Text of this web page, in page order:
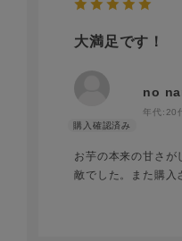
大満足です！
no
年代: 20
お芋の本来の甘さが
敵でした。また購入